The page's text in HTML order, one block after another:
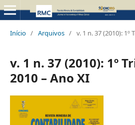
Início / Arquivos / v. 1 n. 37 (2010): 1º
v. 1 n. 37 (2010): 1º
2010 – Ano XI